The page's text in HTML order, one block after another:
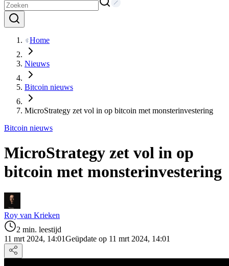
Home
Nieuws
Bitcoin nieuws
MicroStrategy zet vol in op bitcoin met monsterinvestering
Bitcoin nieuws
MicroStrategy zet vol in op
bitcoin met monsterinvestering
Roy van Krieken
2 min. leestijd
11 mrt 2024, 14:01Geüpdate op 11 mrt 2024, 14:01